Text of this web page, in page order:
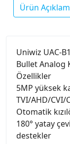
Ürün
Uniwiz UAC-
Bullet Analog
Özellikler
5MP yüksek
TVI/AHD/CVI/
Otomatik
180° yatay
destekler